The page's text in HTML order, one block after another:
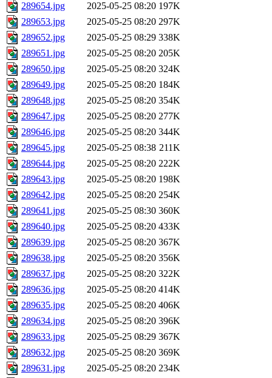
289654.jpg
2025-05-25 08:20 197K
289653.jpg
2025-05-25 08:20 297K
289652.jpg
2025-05-25 08:29 338K
289651.jpg
2025-05-25 08:20 205K
289650.jpg
2025-05-25 08:20 324K
289649.jpg
2025-05-25 08:20 184K
289648.jpg
2025-05-25 08:20 354K
289647.jpg
2025-05-25 08:20 277K
289646.jpg
2025-05-25 08:20 344K
289645.jpg
2025-05-25 08:38 211K
289644.jpg
2025-05-25 08:20 222K
289643.jpg
2025-05-25 08:20 198K
289642.jpg
2025-05-25 08:20 254K
289641.jpg
2025-05-25 08:30 360K
289640.jpg
2025-05-25 08:20 433K
289639.jpg
2025-05-25 08:20 367K
289638.jpg
2025-05-25 08:20 356K
289637.jpg
2025-05-25 08:20 322K
289636.jpg
2025-05-25 08:20 414K
289635.jpg
2025-05-25 08:20 406K
289634.jpg
2025-05-25 08:20 396K
289633.jpg
2025-05-25 08:29 367K
289632.jpg
2025-05-25 08:20 369K
289631.jpg
2025-05-25 08:20 234K